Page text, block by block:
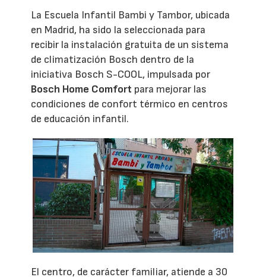
La Escuela Infantil Bambi y Tambor, ubicada
en Madrid, ha sido la seleccionada para
recibir la instalación gratuita de un sistema
de climatización Bosch dentro de la
iniciativa Bosch S-COOL, impulsada por
Bosch Home Comfort para mejorar las
condiciones de confort térmico en centros
de educación infantil.
El centro, de carácter familiar, atiende a 30